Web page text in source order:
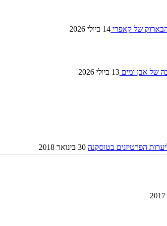
של קאפרי 14 ביולי 2026
של אבן ומים 13 ביולי 2026
הפרטיזנים בטוסקנה 30 בינואר 2018